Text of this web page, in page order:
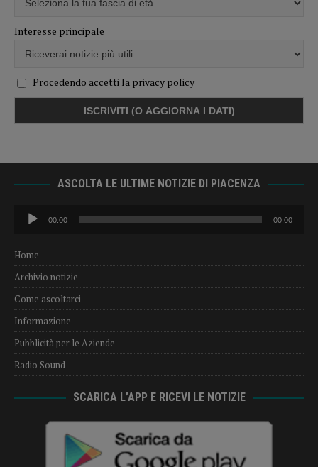
Interesse principale
Procedendo accetti la privacy policy
ASCOLTA LE ULTIME NOTIZIE DI PIACENZA
Audio
Player
00:00 00:00
Home
Archivio notizie
Come ascoltarci
Informazione
Pubblicità per le Aziende
Radio Sound
SCARICA L’APP E RICEVI LE NOTIZIE